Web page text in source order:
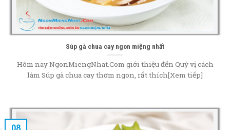
Súp gà chua cay ngon miệng nhất
Hôm nay NgonMiengNhat.Com giới thiệu đến Quý vị cách
làm Súp gà chua cay thơm ngon, rất thích[Xem tiếp]
08